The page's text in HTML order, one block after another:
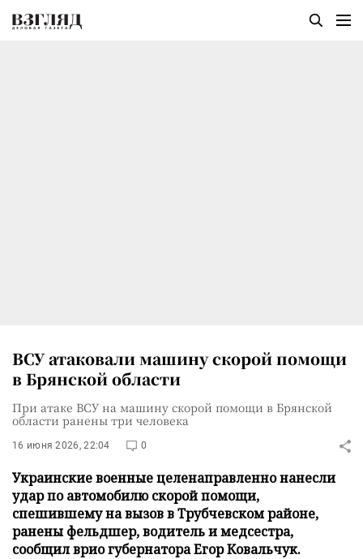
ВСУ атаковали машину скорой помощи
в Брянской области
При атаке ВСУ на машину скорой помощи в Брянской
области ранены три человека
16 июня 2026, 22:04 0
Украинские военные целенаправленно нанесли
удар по автомобилю скорой помощи,
спешившему на вызов в Трубчевском районе,
ранены фельдшер, водитель и медсестра,
сообщил врио губернатора Егор Ковальчук.